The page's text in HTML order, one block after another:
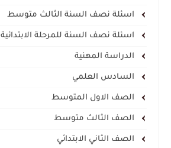
اسئلة نصف السنة الثالث متوسط
اسئلة نصف السنة للمرحلة الابتدائية
الدراسة المهنية
السادس العلمي
الصف الاول المتوسط
الصف الثالث متوسط
الصف الثاني الابتدائي